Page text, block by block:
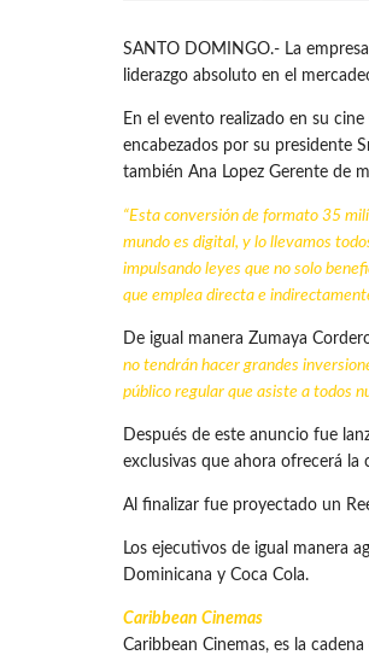
SANTO DOMINGO.- La empresa
liderazgo absoluto en el
En el evento realizado en su
encabezados por su presidente
también Ana Lopez Gerente de
“Esta conversión de formato 35
mundo es digital, y lo llevamos
impulsando leyes que no solo
que emplea directa e
De igual manera Zumaya
no tendrán hacer grandes
público regular que asiste a todos
Después de este anuncio fue
exclusivas que ahora ofrecerá la
Al finalizar fue proyectado un
Los ejecutivos de igual manera
Dominicana y Coca Cola.
Caribbean Cinemas
Caribbean Cinemas, es la